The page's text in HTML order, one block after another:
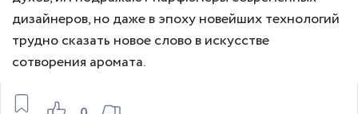
дизайнеров, но даже в эпоху новейших технологий
трудно сказать новое слово в искусстве
сотворения аромата.